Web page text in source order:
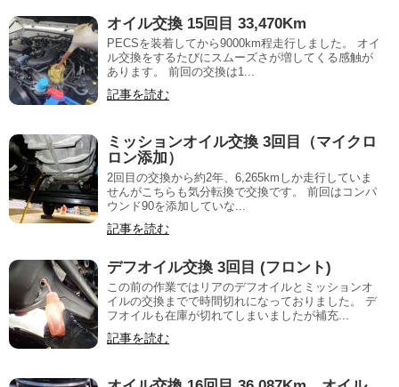
オイル交換 15回目 33,470Km
PECSを装着してから9000km程走行しました。 オイ
ル交換をするたびにスムーズさが増してくる感触が
あります。 前回の交換は1...
記事を読む
ミッションオイル交換 3回目（マイクロ
ロン添加）
2回目の交換から約2年、6,265kmしか走行していま
せんがこちらも気分転換で交換です。 前回はコンパ
ウンド90を添加していな...
記事を読む
デフオイル交換 3回目 (フロント)
この前の作業ではリアのデフオイルとミッションオ
イルの交換までで時間切れになっておりました。 デ
フオイルも在庫が切れてしまいましたが補充...
記事を読む